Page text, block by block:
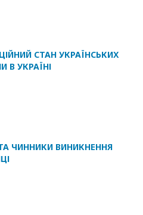
СТАН УКРАЇНСЬКИХ
В УКРАЇНІ
ЧИННИКИ ВИНИКНЕННЯ